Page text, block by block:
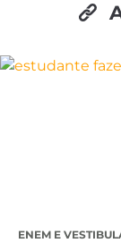
ENEM E